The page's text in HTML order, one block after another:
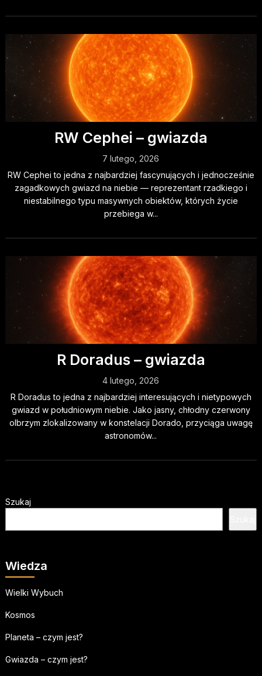
RW Cephei – gwiazda
7 lutego, 2026
RW Cephei to jedna z najbardziej fascynujących i jednocześnie
zagadkowych gwiazd na niebie — reprezentant rzadkiego i
niestabilnego typu masywnych obiektów, których życie
przebiega w...
R Doradus – gwiazda
4 lutego, 2026
R Doradus to jedna z najbardziej interesujących i nietypowych
gwiazd w południowym niebie. Jako jasny, chłodny czerwony
olbrzym zlokalizowany w konstelacji Dorado, przyciąga uwagę
astronomów...
Szukaj
Wiedza
Wielki Wybuch
Kosmos
Planeta – czym jest?
Gwiazda – czym jest?